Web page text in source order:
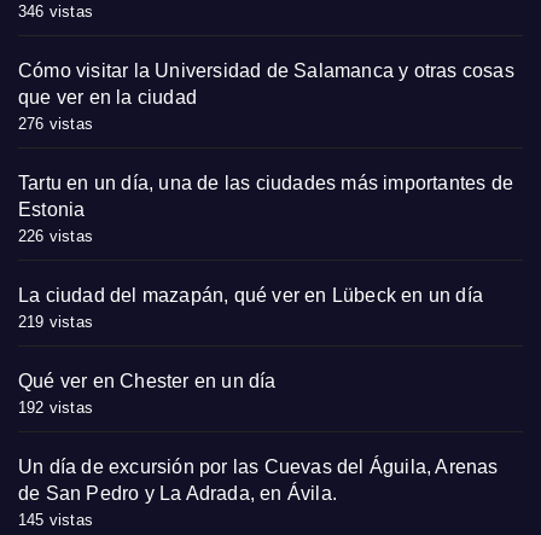
346 vistas
Cómo visitar la Universidad de Salamanca y otras cosas
que ver en la ciudad
276 vistas
Tartu en un día, una de las ciudades más importantes de
Estonia
226 vistas
La ciudad del mazapán, qué ver en Lübeck en un día
219 vistas
Qué ver en Chester en un día
192 vistas
Un día de excursión por las Cuevas del Águila, Arenas
de San Pedro y La Adrada, en Ávila.
145 vistas